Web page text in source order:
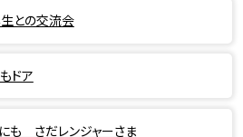
との交流会
ドア
も さだレンジャーさま